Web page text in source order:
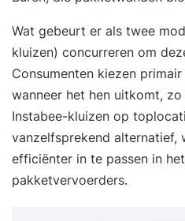
Wat gebeurt er als twee
kluizen) concurreren om
Consumenten kiezen
wanneer het hen uitkomt,
Instabee-kluizen op
vanzelfsprekend alternatief,
efficiënter in te passen in
pakketvervoerders.